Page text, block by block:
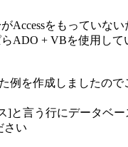
Accessをもっていない
ADO + VBを使用して
例を作成しましたので
]と言う行にデータベー
さい